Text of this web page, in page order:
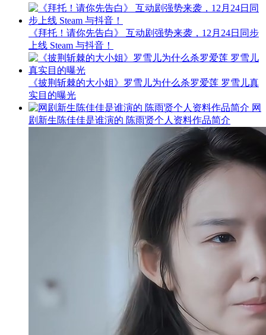
《拜托！请你先告白》 互动剧强势来袭，12月24日同步
上线 Steam 与抖音！
《披荆斩棘的大小姐》罗雪儿为什么杀罗爱莲 罗雪儿真
实目的曝光
网
剧新生陈佳佳是谁演的 陈雨贤个人资料作品简介